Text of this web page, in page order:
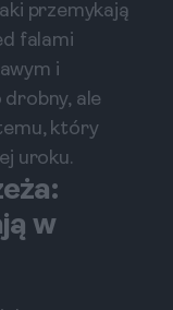
przemykają
falami
i
ale
który
uroku.
w